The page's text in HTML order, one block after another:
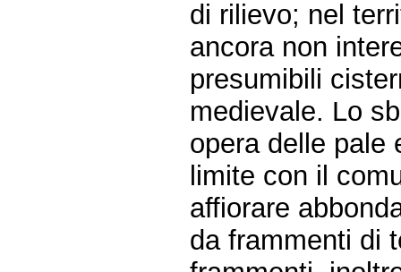
di rilievo; nel
ancora non
presumibili
medievale. Lo
opera delle pale
limite con il
affiorare
da frammenti di